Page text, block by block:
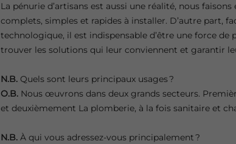
La pénurie d’artisans est aussi une réalité, nous
complets, simples et rapides à installer. D’autre part,
technologique, il est indispensable d’être une force
trouver les solutions qui leur conviennent et garantir
N.B.Quels sont leurs principaux usages ?
O.B.Nous œuvrons dans deux grands secteurs.
et deuxièmement La plomberie, à la fois sanitaire et
N.B.À qui vous adressez-vous principalement ?